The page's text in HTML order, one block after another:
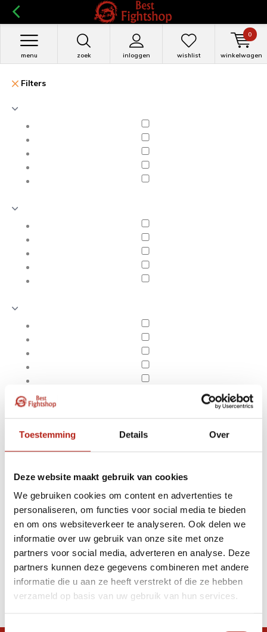
Toestemming Details Over
Deze website maakt gebruik van cookies
We gebruiken cookies om content en advertenties te
personaliseren, om functies voor social media te bieden
en om ons websiteverkeer te analyseren. Ook delen we
informatie over uw gebruik van onze site met onze
partners voor social media, adverteren en analyse. Deze
partners kunnen deze gegevens combineren met andere
informatie die u aan ze heeft verstrekt of die ze hebben
verzameld op basis van uw gebruik van hun services.
Toestemmingsselectie
zoek inloggen
menu wishlist winkelwagen
0
Filters
Apply filters
Producten getagd met
1947 Flash
bokshandschoenen blauw
Producten
Filter